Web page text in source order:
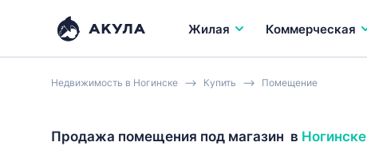
Жилая Коммерческая
Недвижимость в Ногинске Купить Помещение
Продажа помещения под магазин в Ногинске